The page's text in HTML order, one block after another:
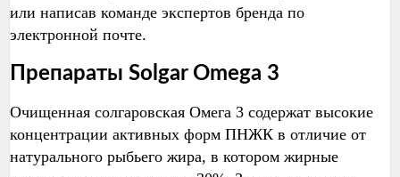
или написав команде экспертов бренда по
электронной почте.
Препараты Solgar Omega 3
Очищенная солгаровская Омега 3 содержат высокие
концентрации активных форм ПНЖК в отличие от
натурального рыбьего жира, в котором жирные